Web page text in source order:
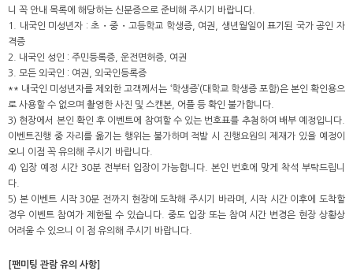
니 꼭 안내 목록에 해당하는 신분증으로 준비해 주시기 바랍니다.
1. 내국인 미성년자 : 초・중・고등학교 학생증, 여권, 생년월일이 표기된 국가 공인 자
격증
2. 내국인 성인 : 주민등록증, 운전면허증, 여권
3. 모든 외국인 : 여권, 외국인등록증
** 내국인 미성년자를 제외한 고객께서는 ‘학생증’(대학교 학생증 포함)은 본인 확인용으
로 사용할 수 없으며 촬영한 사진 및 스캔본, 어플 등 확인 불가합니다.
3) 현장에서 본인 확인 후 이벤트에 참여할 수 있는 번호표를 추첨하여 배부 예정입니다.
이벤트진행 중 자리를 옮기는 행위는 불가하며 적발 시 진행요원의 제재가 있을 예정이
오니 이점 꼭 유의해 주시기 바랍니다.
4) 입장 예정 시간 30분 전부터 입장이 가능합니다. 본인 번호에 맞게 착석 부탁드립니
다.
5) 본 이벤트 시작 30분 전까지 현장에 도착해 주시기 바라며, 시작 시간 이후에 도착할
경우 이벤트 참여가 제한될 수 있습니다. 중도 입장 또는 참여 시간 변경은 현장 상황상
어려울 수 있으니 이 점 유의해 주시기 바랍니다.
[팬미팅 관람 유의 사항]